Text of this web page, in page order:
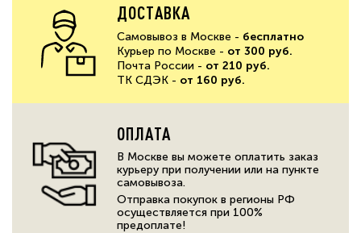
ДОСТАВКА
Самовывоз в Москве - бесплатно
Курьер по Москве - от 300 руб.
Почта России - от 210 руб.
ТК СДЭК - от 160 руб.
ОПЛАТА
В Москве вы можете оплатить заказ
курьеру при получении или на пункте
самовывоза.
Отправка покупок в регионы РФ
осуществляется при 100%
предоплате!